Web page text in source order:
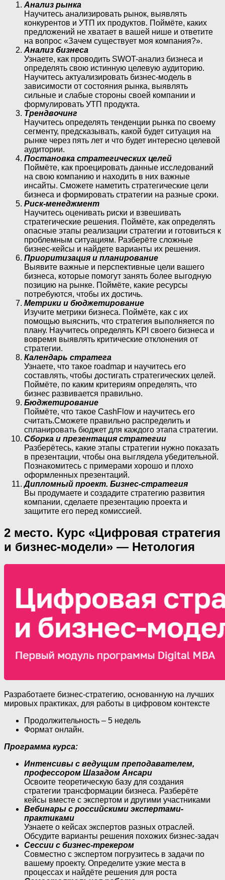
Анализ рынка
Научитесь анализировать рынок, выявлять
конкурентов и УТП их продуктов. Поймёте, каких
предложений не хватает в вашей нише и ответите
на вопрос «Зачем существует моя компания?».
Анализ бизнеса
Узнаете, как проводить SWOT-анализ бизнеса и
определять свою истинную целевую аудиторию.
Научитесь актуализировать бизнес-модель в
зависимости от состояния рынка, выявлять
сильные и слабые стороны своей компании и
формулировать УТП продукта.
Трендвочинг
Научитесь определять тенденции рынка по своему
сегменту, предсказывать, какой будет ситуация на
рынке через пять лет и что будет интересно целевой
аудитории.
Постановка стратегических целей
Поймёте, как проецировать данные исследований
на свою компанию и находить в них важные
инсайты. Сможете наметить стратегические цели
бизнеса и формировать стратегии на разные сроки.
Риск-менеджмент
Научитесь оценивать риски и взвешивать
стратегические решения. Поймёте, как определять
опасные этапы реализации стратегии и готовиться к
проблемным ситуациям. Разберёте сложные
бизнес-кейсы и найдете варианты их решения.
Приоритизация и планирование
Выявите важные и перспективные цели вашего
бизнеса, которые помогут занять более выгодную
позицию на рынке. Поймёте, какие ресурсы
потребуются, чтобы их достичь.
Метрики и бюджетирование
Изучите метрики бизнеса. Поймёте, как с их
помощью выяснить, что стратегия выполняется по
плану. Научитесь определять KPI своего бизнеса и
вовремя выявлять критические отклонения от
стратегии.
Календарь стратега
Узнаете, что такое roadmap и научитесь его
составлять, чтобы достигать стратегических целей.
Поймёте, по каким критериям определять, что
бизнес развивается правильно.
Бюджетирование
Поймёте, что такое CashFlow и научитесь его
считать.Сможете правильно распределить и
спланировать бюджет для каждого этапа стратегии.
Сборка и презентация стратегии
Разберётесь, какие этапы стратегии нужно показать
в презентации, чтобы она выглядела убедительной.
Познакомитесь с примерами хорошо и плохо
оформленных презентаций.
Дипломный проект. Бизнес-стратегия
Вы продумаете и создадите стратегию развития
компании, сделаете презентацию проекта и
защитите его перед комиссией.
2 место. Курс «Цифровая стратегия
и бизнес-модели» — Нетология
Разработаете бизнес-стратегию, основанную на лучших
мировых практиках, для работы в цифровом контексте
Продолжительность – 5 недель
Формат онлайн.
Программа курса:
Интенсивы с ведущим преподавателем,
профессором Шазадом Ансари
Освоите теоретическую базу для создания
стратегии трансформации бизнеса. Разберёте
кейсы вместе с экспертом и другими участниками
Вебинары с российскими экспертами-
практиками
Узнаете о кейсах экспертов разных отраслей.
Обсудите варианты решения похожих бизнес-задач
Сессии с бизнес-трекером
Совместно с экспертом погрузитесь в задачи по
вашему проекту. Определите узкие места в
процессах и найдёте решения для роста